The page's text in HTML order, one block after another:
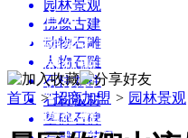
园林景观
佛像古建
动物石雕
人物石雕
石柱龙柱
石材板材
墓碑石碑
首页
雕塑艺术博览
园林雕塑创意设计
新农村景观雕塑集
园林雕塑百科
首页 > 招商加盟 > 园林景观